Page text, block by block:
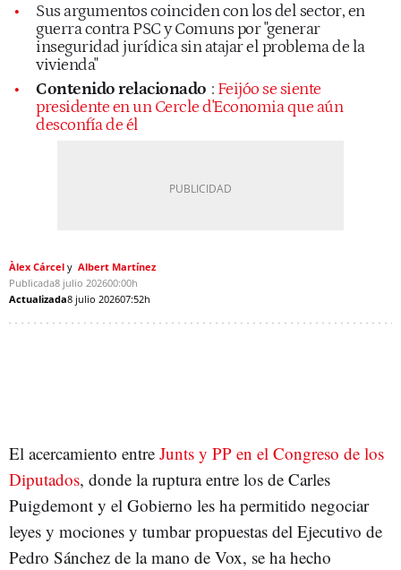
Sus argumentos coinciden con los del sector, en
guerra contra PSC y Comuns por "generar
inseguridad jurídica sin atajar el problema de la
vivienda"
Contenido relacionado : Feijóo se siente
presidente en un Cercle d'Economia que aún
desconfía de él
Àlex Cárcel
Albert Martínez
Publicada8 julio 202600:00h
Actualizada8 julio 202607:52h
El acercamiento entre Junts y PP en el Congreso de los
Diputados, donde la ruptura entre los de Carles
Puigdemont y el Gobierno les ha permitido negociar
leyes y mociones y tumbar propuestas del Ejecutivo de
Pedro Sánchez de la mano de Vox, se ha hecho